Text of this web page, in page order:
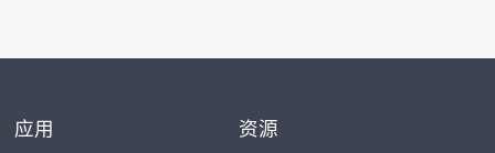
应用 资源